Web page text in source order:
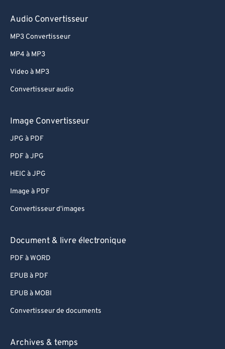
Audio Convertisseur
MP3 Convertisseur
MP4 à MP3
Video à MP3
Convertisseur audio
Image Convertisseur
JPG à PDF
PDF à JPG
HEIC à JPG
Image à PDF
Convertisseur d'images
Document & livre électronique
PDF à WORD
EPUB à PDF
EPUB à MOBI
Convertisseur de documents
Archives & temps